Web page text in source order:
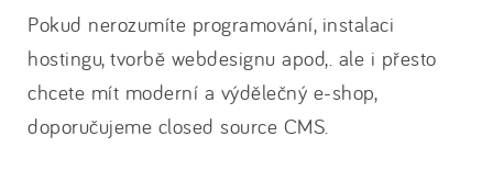
Pokud nerozumíte programování, instalaci
hostingu, tvorbě webdesignu apod,. ale i přesto
chcete mít moderní a výdělečný e-shop,
doporučujeme closed source CMS.